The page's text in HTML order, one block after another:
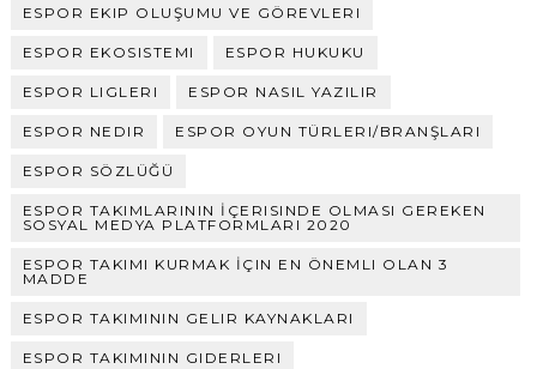
ESPOR EKIP OLUŞUMU VE GÖREVLERI
ESPOR EKOSISTEMI ESPOR HUKUKU
ESPOR LIGLERI ESPOR NASIL YAZILIR
ESPOR NEDIR ESPOR OYUN TÜRLERI/BRANŞLARI
ESPOR SÖZLÜĞÜ
ESPOR TAKIMLARININ İÇERISINDE OLMASI GEREKEN
SOSYAL MEDYA PLATFORMLARI 2020
ESPOR TAKIMI KURMAK İÇIN EN ÖNEMLI OLAN 3
MADDE
ESPOR TAKIMININ GELIR KAYNAKLARI
ESPOR TAKIMININ GIDERLERI